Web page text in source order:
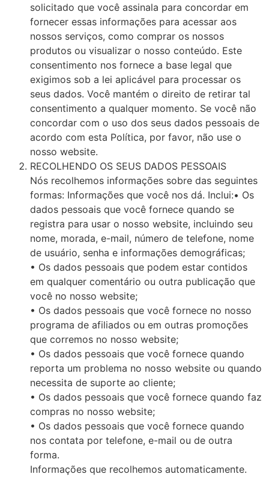
solicitado que você assinala para concordar em
fornecer essas informações para acessar aos
nossos serviços, como comprar os nossos
produtos ou visualizar o nosso conteúdo. Este
consentimento nos fornece a base legal que
exigimos sob a lei aplicável para processar os
seus dados. Você mantém o direito de retirar tal
consentimento a qualquer momento. Se você não
concordar com o uso dos seus dados pessoais de
acordo com esta Política, por favor, não use o
nosso website.
RECOLHENDO OS SEUS DADOS PESSOAIS
Nós recolhemos informações sobre das seguintes
formas: Informações que você nos dá. Inclui:• Os
dados pessoais que você fornece quando se
registra para usar o nosso website, incluindo seu
nome, morada, e-mail, número de telefone, nome
de usuário, senha e informações demográficas;
• Os dados pessoais que podem estar contidos
em qualquer comentário ou outra publicação que
você no nosso website;
• Os dados pessoais que você fornece no nosso
programa de afiliados ou em outras promoções
que corremos no nosso website;
• Os dados pessoais que você fornece quando
reporta um problema no nosso website ou quando
necessita de suporte ao cliente;
• Os dados pessoais que você fornece quando faz
compras no nosso website;
• Os dados pessoais que você fornece quando
nos contata por telefone, e-mail ou de outra
forma.
Informações que recolhemos automaticamente.